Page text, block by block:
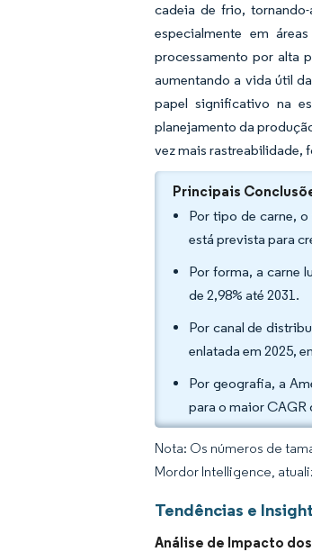
cadeia de frio,
especialmente em
processamento por alta
aumentando a vida útil
papel significativo na
planejamento da
vez mais rastreabilidade,
Principais
Por tipo de carne,
está prevista para
Por forma, a carne
de 2,98% até 2031.
Por canal de
enlatada em 2025,
Por geografia, a
para o maior CAGR
Nota: Os números de
Mordor Intelligence,
Tendências e
Análise de Impacto